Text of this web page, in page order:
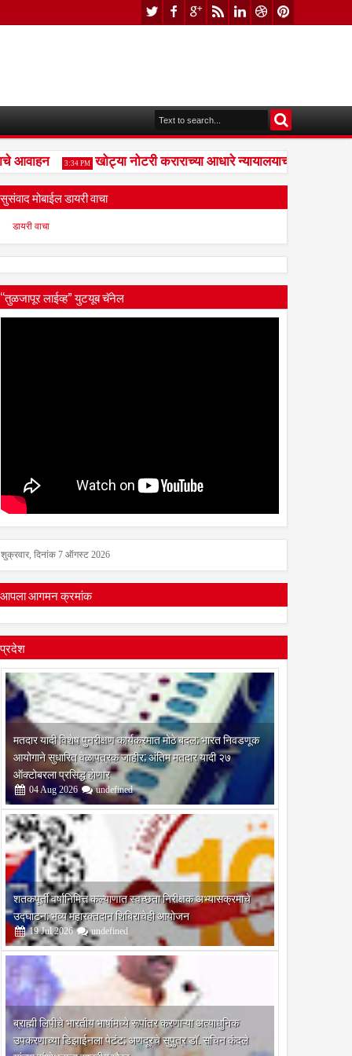
3:34 PM खोट्या नोटरी कराराच्या आधारे न्यायालयाची दिशाभूल
सुसंवाद मोबाईल डायरी वाचा
डायरी वाचा
“तुळजापूर लाईव्ह” युटयूब चॅनेल
शुक्रवार, दिनांक 7 ऑगस्ट 2026
आपला आगमन क्रमांक
प्रदेश
मतदार यादी विशेष पुनरीक्षण कार्यक्रमात मोठे बदल; भारत निवडणूक
आयोगाने सुधारित वेळापत्रक जाहीर; अंतिम मतदार यादी २७
ऑक्टोबरला प्रसिद्ध होणार
04 Aug 2026 undefined
शतकपूर्ती वर्षानिमित्त कल्याणात स्वच्छता निरीक्षक अभ्यासक्रमाचे
उद्घाटन; भव्य महारक्तदान शिबिराचेही आयोजन
19 Jul 2026 undefined
ब्राह्मी लिपीचे भारतीय भाषांमध्ये रूपांतर करणाऱ्या अत्याधुनिक
उपकरणाच्या डिझाईनला पेटंट; अणदूरचे सुपुत्र डॉ. सचिन कंदले